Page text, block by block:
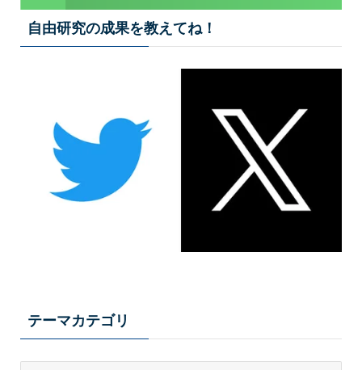
自由研究の成果を教えてね！
テーマカテゴリ